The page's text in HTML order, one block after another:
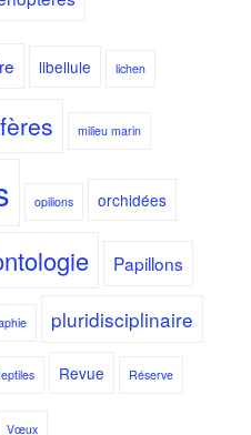
libellule lichen
milieu marin
opilions orchidées
Papillons
pluridisciplinaire
Revue Réserve
Vœux